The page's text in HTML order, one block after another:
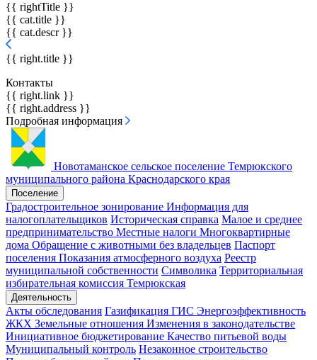
{{ rightTitle }}
{{ cat.title }}
{{ cat.descr }}
{{ right.title }}
Контакты
{{ right.link }}
{{ right.address }}
Подробная информация
Новотаманское сельское поселение Темрюкского
муниципального района Краснодарского края
Поселение
Градостроительное зонирование Информация для
налогоплательщиков Историческая справка Малое и среднее
предпринимательство Местные налоги Многоквартирные
дома Обращение с животными без владельцев Паспорт
поселения Показания атмосферного воздуха Реестр
муниципальной собственности Символика Территориальная
избирательная комиссия Темрюкская
Деятельность
Акты обследования Газификация ГИС Энергоэффективность
ЖКХ Земельные отношения Изменения в законодательстве
Инициативное бюджетирование Качество питьевой воды
Муниципальный контроль Незаконное строительство